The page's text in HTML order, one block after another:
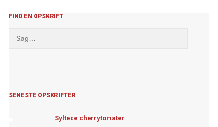
FIND EN OPSKRIFT
SENESTE OPSKRIFTER
Syltede cherrytomater